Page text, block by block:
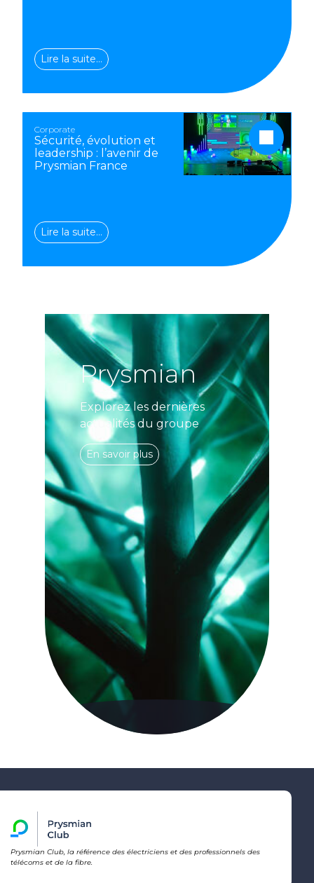
Lire la suite…
Corporate
Sécurité, évolution et
leadership : l’avenir de
Prysmian France
Lire la suite…
Prysmian
Explorez les dernières
actualités du groupe
En savoir plus
Prysmian Club, la référence des électriciens et des professionnels des
télécoms et de la fibre.